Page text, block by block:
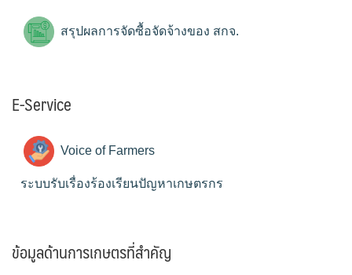
สรุปผลการจัดซื้อจัดจ้างของ สกจ.
E-Service
Voice of Farmers
ระบบรับเรื่องร้องเรียนปัญหาเกษตรกร
ข้อมูลด้านการเกษตรที่สำคัญ